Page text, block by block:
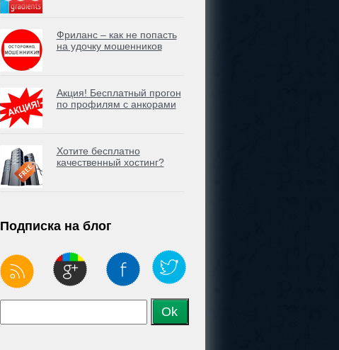
Фриланс – как не попасть
на удочку мошенников
Акция! Бесплатный прогон
по профилям с анкорами
Хотите бесплатно
качественный хостинг?
Подписка на блог